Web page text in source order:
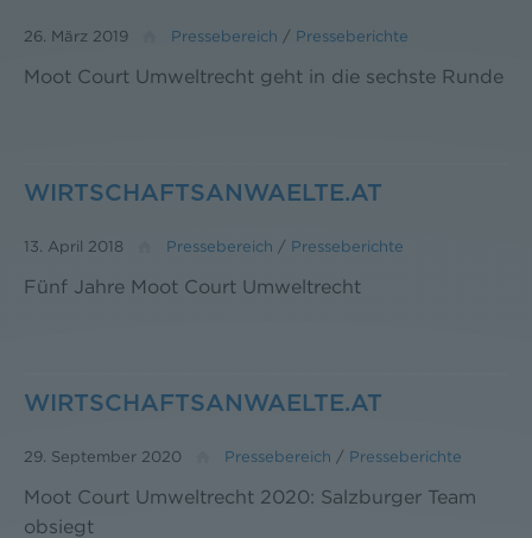
26. März 2019 Pressebereich / Presseberichte
Moot Court Umweltrecht geht in die sechste Runde
WIRTSCHAFTSANWAELTE.AT
13. April 2018 Pressebereich / Presseberichte
Fünf Jahre Moot Court Umweltrecht
WIRTSCHAFTSANWAELTE.AT
29. September 2020 Pressebereich / Presseberichte
Moot Court Umweltrecht 2020: Salzburger Team
obsiegt